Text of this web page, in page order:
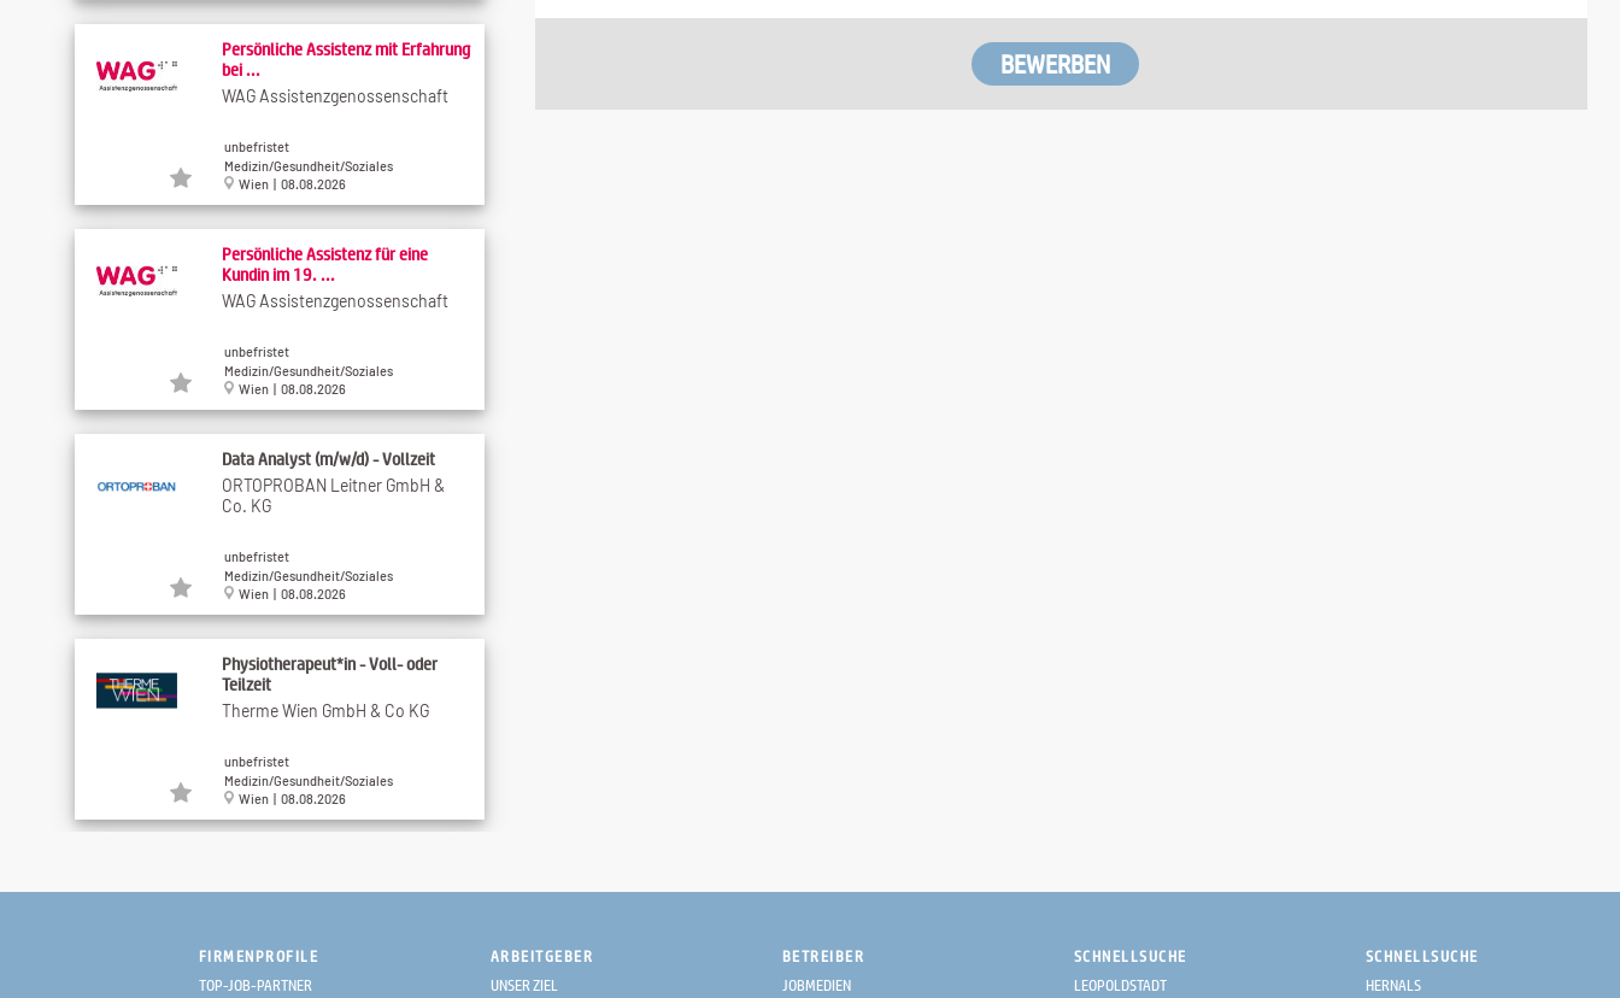
Persönliche Assistenz mit Erfahrung
bei ...
WAG Assistenzgenossenschaft
unbefristet
Medizin/Gesundheit/Soziales
Wien | 08.08.2026
Persönliche Assistenz für eine
Kundin im 19. ...
WAG Assistenzgenossenschaft
unbefristet
Medizin/Gesundheit/Soziales
Wien | 08.08.2026
Data Analyst (m/w/d) - Vollzeit
ORTOPROBAN Leitner GmbH &
Co. KG
unbefristet
Medizin/Gesundheit/Soziales
Wien | 08.08.2026
Physiotherapeut*in - Voll- oder
Teilzeit
Therme Wien GmbH & Co KG
unbefristet
Medizin/Gesundheit/Soziales
Wien | 08.08.2026
Stunden pro ...
freie Mitarbeit
Medizin/Gesundheit/Soziales
FIRMENPROFILE
TOP-JOB-PARTNER
ARBEITGEBER
UNSER ZIEL
BETREIBER
JOBMEDIEN
SCHNELLSUCHE
LEOPOLDSTADT
SCHNELLSUCHE
HERNALS